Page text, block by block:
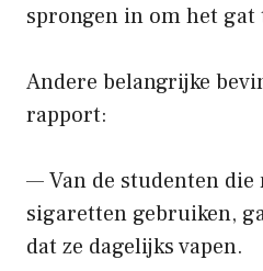
sprongen in om het gat
Andere belangrijke
rapport:
— Van de studenten die
sigaretten gebruiken,
dat ze dagelijks vapen.